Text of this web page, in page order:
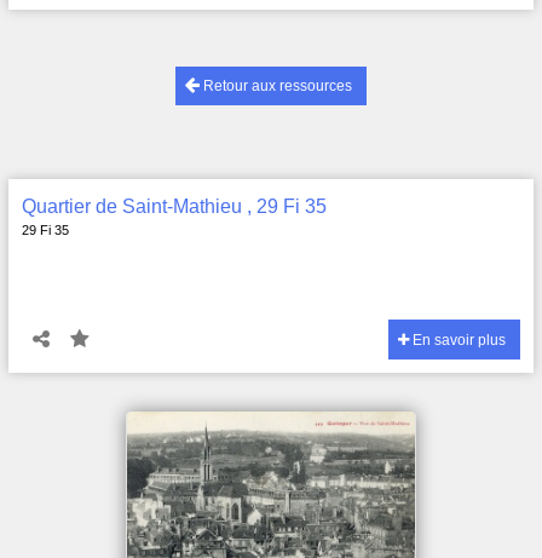
Retour aux ressources
Quartier de Saint-Mathieu , 29 Fi 35
29 Fi 35
En savoir plus